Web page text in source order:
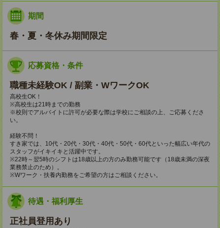
期間
春・夏・冬休み期間限定
応募資格・条件
職種未経験OK / 副業・WワークOK
高校生OK！
※高校生は21時までの勤務
※校則でアルバイトに許可が必要な際は学校にご相談の上、ご応募くださ
い。
経験不問！
すき家では、10代・20代・30代・40代・50代・60代といった幅広い年代の
スタッフがイキイキと活躍中です。
※22時～翌5時のシフトは18歳以上の方のみ勤務可能です（18歳未満の深夜
業務禁止のため）。
※Wワーク・扶養内勤務をご希望の方はご相談ください。
待遇・福利厚生
正社員登用あり